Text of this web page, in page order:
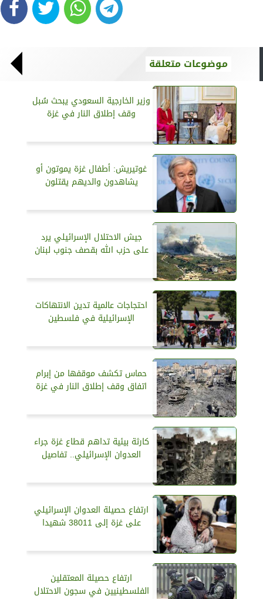
موضوعات متعلقة
وزير الخارجية السعودي يبحث سُبل
وقف إطلاق النار في غزة
غوتيريش: أطفال غزة يموتون أو
يشاهدون والديهم يقتلون
جيش الاحتلال الإسرائيلي يرد
على حزب الله بقصف جنوب لبنان
احتجاجات عالمية تدين الانتهاكات
الإسرائيلية في فلسطين
حماس تكشف موقفها من إبرام
اتفاق وقف إطلاق النار في غزة
كارثة بيئية تداهم قطاع غزة جراء
العدوان الإسرائيلي.. تفاصيل
ارتفاع حصيلة العدوان الإسرائيلي
على غزة إلى 38011 شهيدا
ارتفاع حصيلة المعتقلين
الفلسطينيين في سجون الاحتلال